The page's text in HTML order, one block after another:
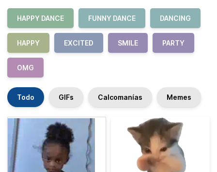
HAPPY DANCE FUNNY DANCE DANCING
HAPPY EXCITED SMILE PARTY
OMG
Todo GIFs Calcomanías Memes